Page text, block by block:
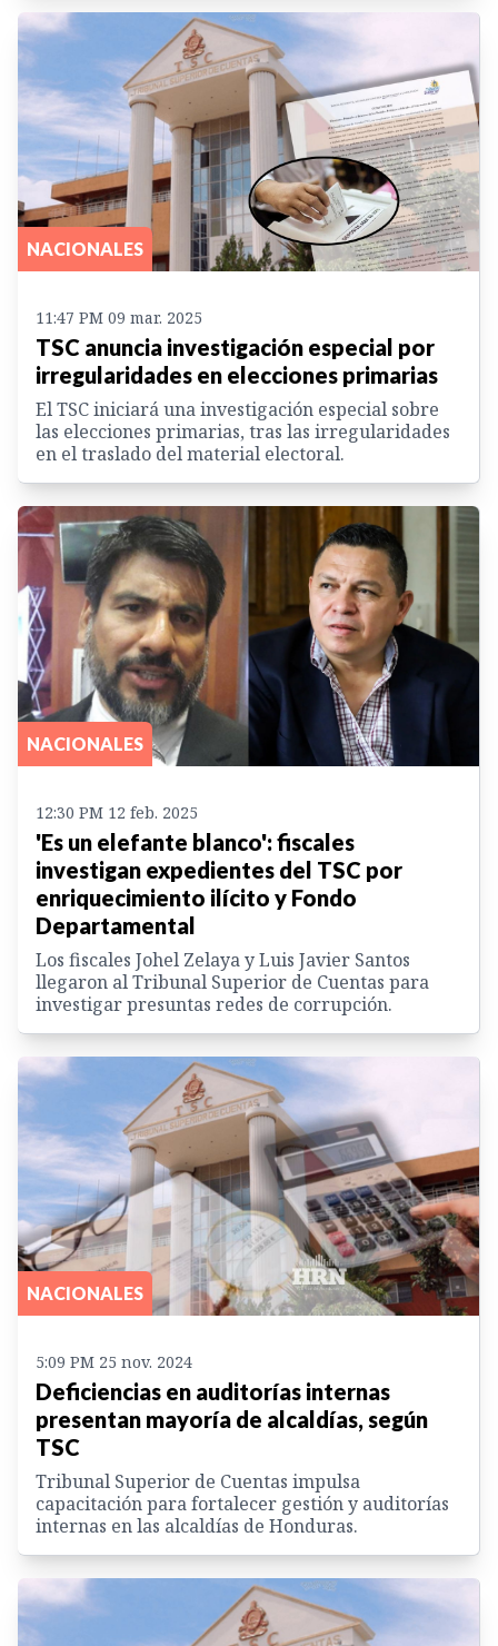
NACIONALES
11:47 PM 09 mar. 2025
TSC anuncia investigación especial por
irregularidades en elecciones primarias
El TSC iniciará una investigación especial sobre
las elecciones primarias, tras las irregularidades
en el traslado del material electoral.
NACIONALES
12:30 PM 12 feb. 2025
'Es un elefante blanco': fiscales
investigan expedientes del TSC por
enriquecimiento ilícito y Fondo
Departamental
Los fiscales Johel Zelaya y Luis Javier Santos
llegaron al Tribunal Superior de Cuentas para
investigar presuntas redes de corrupción.
NACIONALES
5:09 PM 25 nov. 2024
Deficiencias en auditorías internas
presentan mayoría de alcaldías, según
TSC
Tribunal Superior de Cuentas impulsa
capacitación para fortalecer gestión y auditorías
internas en las alcaldías de Honduras.